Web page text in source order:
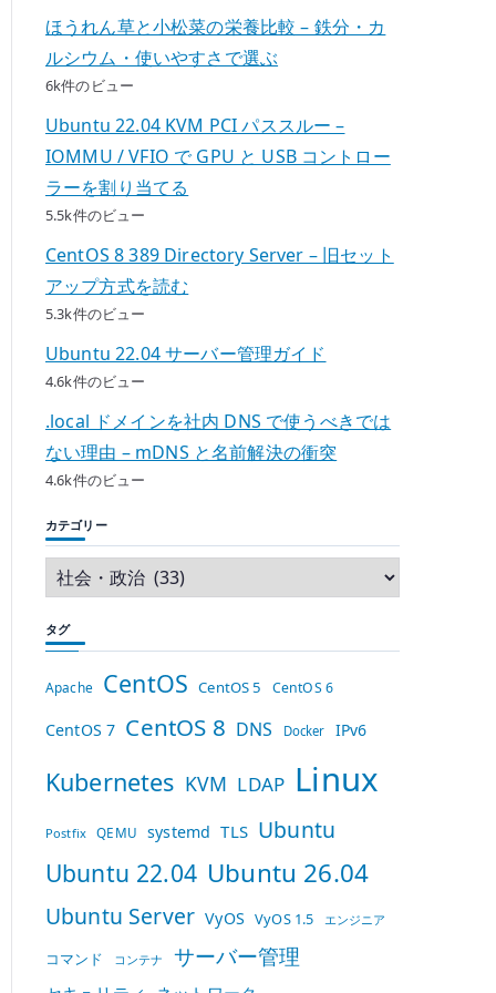
ほうれん草と小松菜の栄養比較 – 鉄分・カ
ルシウム・使いやすさで選ぶ
6k件のビュー
Ubuntu 22.04 KVM PCI パススルー –
IOMMU / VFIO で GPU と USB コントロー
ラーを割り当てる
5.5k件のビュー
CentOS 8 389 Directory Server – 旧セット
アップ方式を読む
5.3k件のビュー
Ubuntu 22.04 サーバー管理ガイド
4.6k件のビュー
.local ドメインを社内 DNS で使うべきでは
ない理由 – mDNS と名前解決の衝突
4.6k件のビュー
カテゴリー
タグ
Apache CentOS CentOS 5 CentOS 6
CentOS 7 CentOS 8 DNS Docker IPv6
Kubernetes KVM LDAP Linux
Postfix QEMU systemd TLS Ubuntu
Ubuntu 22.04 Ubuntu 26.04
Ubuntu Server VyOS VyOS 1.5 エンジニア
コマンド コンテナ サーバー管理